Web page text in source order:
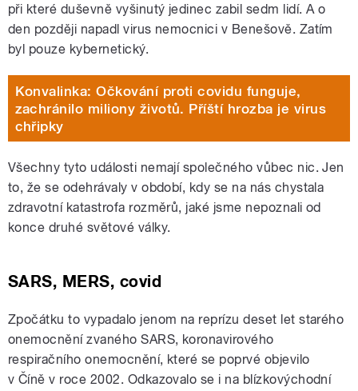
při které duševně vyšinutý jedinec zabil sedm lidí. A o
den později napadl virus nemocnici v Benešově. Zatím
byl pouze kybernetický.
Konvalinka: Očkování proti covidu funguje,
zachránilo miliony životů. Příští hrozba je virus
chřipky
Všechny tyto události nemají společného vůbec nic. Jen
to, že se odehrávaly v období, kdy se na nás chystala
zdravotní katastrofa rozměrů, jaké jsme nepoznali od
konce druhé světové války.
SARS, MERS, covid
Zpočátku to vypadalo jenom na reprízu deset let starého
onemocnění zvaného SARS, koronavirového
respiračního onemocnění, které se poprvé objevilo
v Číně v roce 2002. Odkazovalo se i na blízkovýchodní